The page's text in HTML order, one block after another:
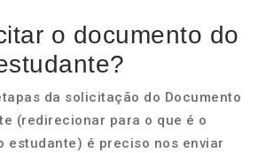
o documento do
da solicitação do Documento
(redirecionar para o que é o
estudante) é preciso nos enviar